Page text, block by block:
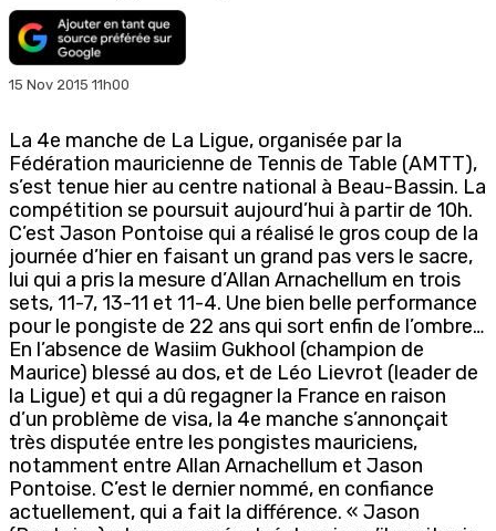
15 Nov 2015 11h00
La 4e manche de La Ligue, organisée par la
Fédération mauricienne de Tennis de Table (AMTT),
s’est tenue hier au centre national à Beau-Bassin. La
compétition se poursuit aujourd’hui à partir de 10h.
C’est Jason Pontoise qui a réalisé le gros coup de la
journée d’hier en faisant un grand pas vers le sacre,
lui qui a pris la mesure d’Allan Arnachellum en trois
sets, 11-7, 13-11 et 11-4. Une bien belle performance
pour le pongiste de 22 ans qui sort enfin de l’ombre…
En l’absence de Wasiim Gukhool (champion de
Maurice) blessé au dos, et de Léo Lievrot (leader de
la Ligue) et qui a dû regagner la France en raison
d’un problème de visa, la 4e manche s’annonçait
très disputée entre les pongistes mauriciens,
notamment entre Allan Arnachellum et Jason
Pontoise. C’est le dernier nommé, en confiance
actuellement, qui a fait la différence. « Jason